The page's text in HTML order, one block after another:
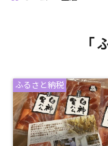
「
ふるさと納税